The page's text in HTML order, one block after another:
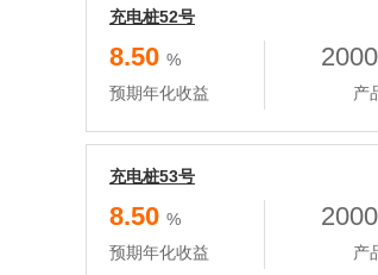
充电桩52号
8.50 %
预期年化收益
产
充电桩53号
8.50 %
预期年化收益
产